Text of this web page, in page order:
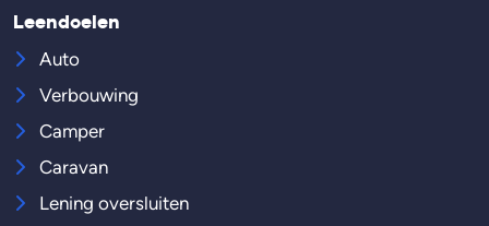
Leendoelen
Auto
Verbouwing
Camper
Caravan
Lening oversluiten